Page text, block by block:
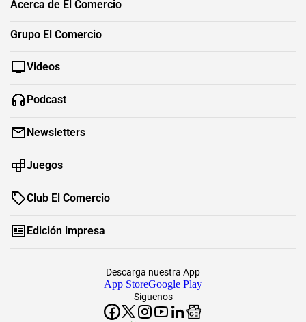
Acerca de El Comercio
Grupo El Comercio
Videos
Podcast
Newsletters
Juegos
Club El Comercio
Edición impresa
Síguenos
Descarga nuestra App
App StoreGoogle Play